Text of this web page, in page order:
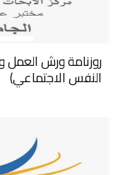
النفس الاجتماعي)